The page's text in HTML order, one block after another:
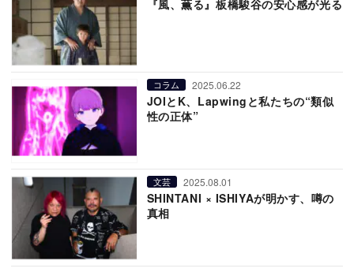
『風、薫る』板橋駿谷の安心感が光る
コラム 2025.06.22
JOIとK、Lapwingと私たちの“類似
性の正体”
文芸 2025.08.01
SHINTANI × ISHIYAが明かす、噂の
真相